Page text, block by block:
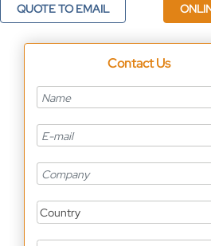
QUOTE TO EMAIL
Contact Us
Country